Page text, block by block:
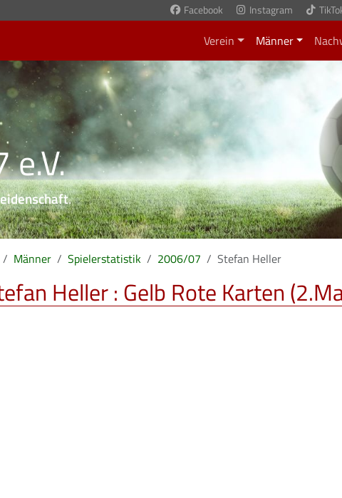
Facebook Instagram
Verein Männer
e.V.
.
Männer Spielerstatistik 2006/07 Stefan Heller
Heller : Gelb Rote Karten